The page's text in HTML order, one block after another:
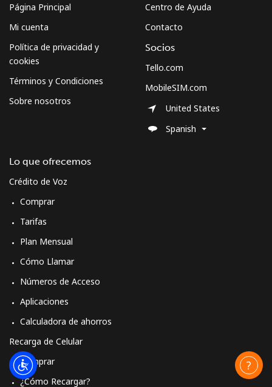
Página Principal
Mi cuenta
Política de privacidad y
cookies
Términos y Condiciones
Sobre nosotros
Lo que ofrecemos
Crédito de Voz
Comprar
Tarifas
Plan Mensual
Cómo Llamar
Números de Acceso
Aplicaciones
Calculadora de ahorros
Recarga de Celular
Comprar
¿Cómo Recargar?
Centro de Ayuda
Contacto
Socios
Tello.com
MobileSIM.com
United States
Spanish